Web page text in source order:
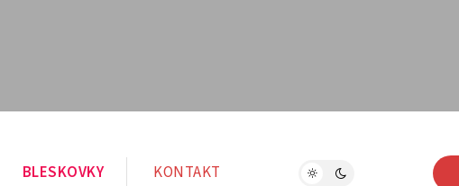
BLESKOVKY KONTAKT